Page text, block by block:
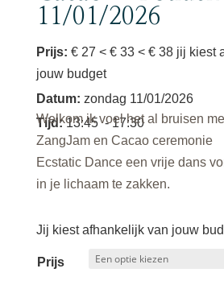
11/01/2026
Prijs: € 27 < € 33 < € 38 jij kiest
jouw budget
Datum: zondag 11/01/2026
Tijd:13:45 - 17:30
Welkom ik voel het al bruisen
ZangJam en Cacao ceremonie
Ecstatic Dance een vrije dans
in je lichaam te zakken.
Jij kiest afhankelijk van jouw
Prijs